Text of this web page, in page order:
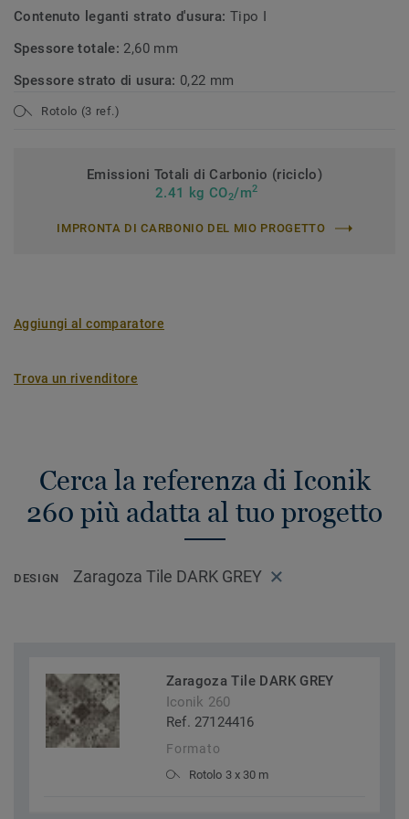
Contenuto leganti strato d'usura: Tipo I
Spessore totale: 2,60 mm
Spessore strato di usura: 0,22 mm
Rotolo (3 ref.)
Emissioni Totali di Carbonio (riciclo)
2.41 kg CO2/m2
IMPRONTA DI CARBONIO DEL MIO PROGETTO
Aggiungi al comparatore
Trova un rivenditore
Cerca la referenza di Iconik
260 più adatta al tuo progetto
DESIGN Zaragoza Tile DARK GREY
Zaragoza Tile DARK GREY
Iconik 260
Ref. 27124416
Formato
Rotolo 3 x 30 m